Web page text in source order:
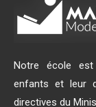
Notre école
enfants et leur
directives du